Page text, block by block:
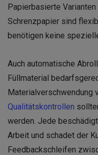
Papierbasierte
Schrenzpapier sind
benötigen keine
Auch automatische
Füllmaterial
Materialverschwendung
Qualitätskontrollen
werden. Jede
Arbeit und schadet der
Feedbackschleifen